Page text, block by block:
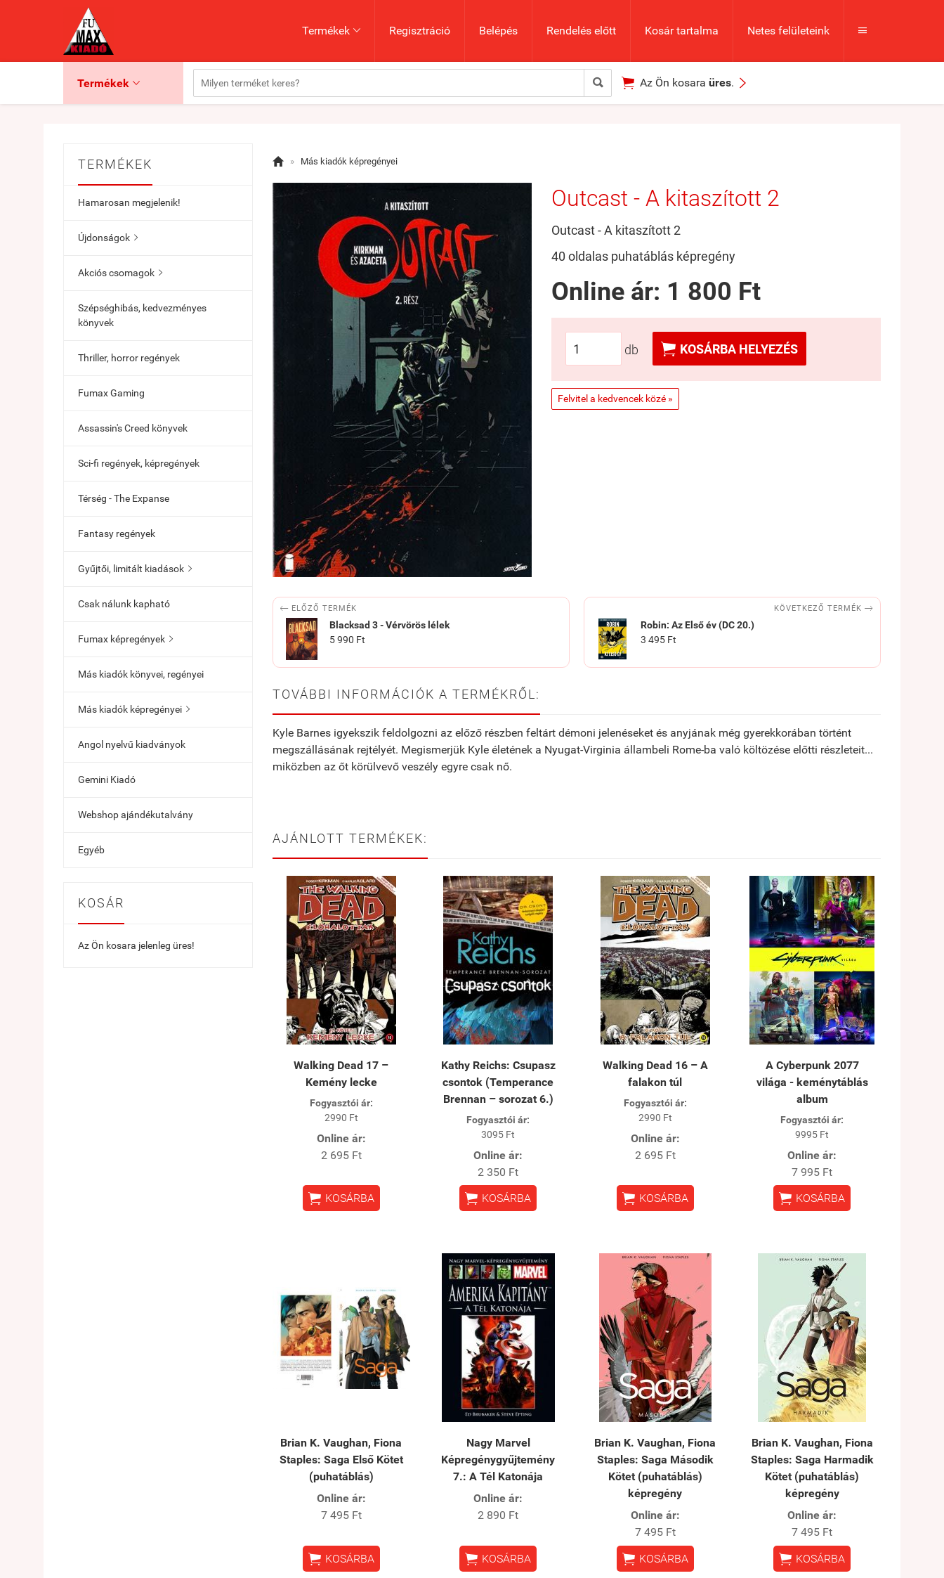
Termékek  Regisztráció Belépés Rendelés előtt Kosár tartalma Netes felületeink 
Termékek    Az Ön kosara üres. 
TERMÉKEK
Hamarosan megjelenik!
Újdonságok 
Akciós csomagok 
Szépséghibás, kedvezményes
könyvek
Thriller, horror regények
Fumax Gaming
Assassin's Creed könyvek
Sci-fi regények, képregények
Térség - The Expanse
Fantasy regények
Gyűjtői, limitált kiadások 
Csak nálunk kapható
Fumax képregények 
Más kiadók könyvei, regényei
Más kiadók képregényei 
Angol nyelvű kiadványok
Gemini Kiadó
Webshop ajándékutalvány
Egyéb
KOSÁR
Az Ön kosara jelenleg üres!
 » Más kiadók képregényei
Outcast - A kitaszított 2
Outcast - A kitaszított 2
40 oldalas puhatáblás képregény
Online ár: 1 800 Ft
db  KOSÁRBA HELYEZÉS
Felvitel a kedvencek közé »
 ELŐZŐ TERMÉK
Blacksad 3 - Vérvörös lélek
5 990 Ft
KÖVETKEZŐ TERMÉK 
Robin: Az Első év (DC 20.)
3 495 Ft
TOVÁBBI INFORMÁCIÓK A TERMÉKRŐL:
Kyle Barnes igyekszik feldolgozni az előző részben feltárt démoni jelenéseket és anyjának még gyerekkorában történt
megszállásának rejtélyét. Megismerjük Kyle életének a Nyugat-Virginia állambeli Rome-ba való költözése előtti részleteit...
miközben az őt körülvevő veszély egyre csak nő.
AJÁNLOTT TERMÉKEK:
​Walking Dead 17 –
Kemény lecke
Fogyasztói ár:
2990 Ft
Online ár:
2 695 Ft
 KOSÁRBA
Kathy Reichs: Csupasz
csontok (Temperance
Brennan – sorozat 6.)
Fogyasztói ár:
3095 Ft
Online ár:
2 350 Ft
 KOSÁRBA
​Walking Dead 16 – A
falakon túl
Fogyasztói ár:
2990 Ft
Online ár:
2 695 Ft
 KOSÁRBA
A Cyberpunk 2077
világa - keménytáblás
album
Fogyasztói ár:
9995 Ft
Online ár:
7 995 Ft
 KOSÁRBA
Brian K. Vaughan, Fiona
Staples: Saga Első Kötet
(puhatáblás)
Online ár:
7 495 Ft
 KOSÁRBA
Nagy Marvel
Képregénygyűjtemény
7.: A Tél Katonája
Online ár:
2 890 Ft
 KOSÁRBA
Brian K. Vaughan, Fiona
Staples: Saga Második
Kötet (puhatáblás)
képregény
Online ár:
7 495 Ft
 KOSÁRBA
Brian K. Vaughan, Fiona
Staples: Saga Harmadik
Kötet (puhatáblás)
képregény
Online ár:
7 495 Ft
 KOSÁRBA